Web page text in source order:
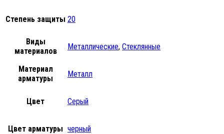
Степень защиты 20
Виды
материалов
Металлические, Стеклянные
Материал
арматуры
Металл
Цвет Серый
Цвет арматуры черный